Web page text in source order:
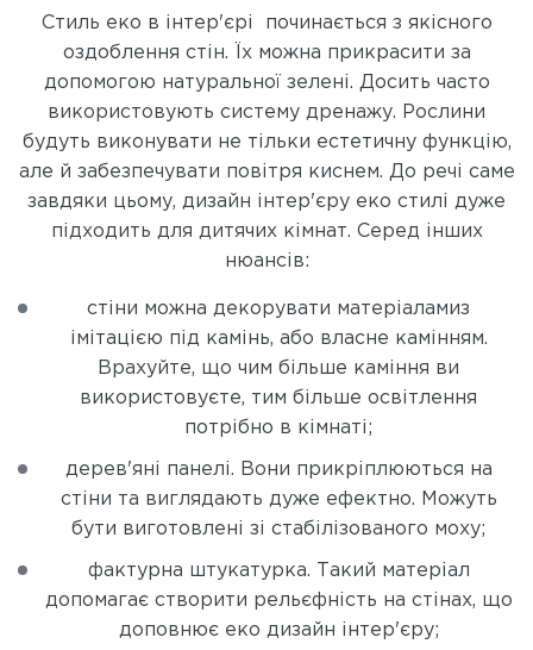
Стиль еко в інтер'єрі починається з якісного
оздоблення стін. Їх можна прикрасити за
допомогою натуральної зелені. Досить часто
використовують систему дренажу. Рослини
будуть виконувати не тільки естетичну функцію,
але й забезпечувати повітря киснем. До речі саме
завдяки цьому, дизайн інтер'єру еко стилі дуже
підходить для дитячих кімнат. Серед інших
нюансів:
стіни можна декорувати матеріаламиз
імітацією під камінь, або власне камінням.
Врахуйте, що чим більше каміння ви
використовуєте, тим більше освітлення
потрібно в кімнаті;
дерев'яні панелі. Вони прикріплюються на
стіни та виглядають дуже ефектно. Можуть
бути виготовлені зі стабілізованого моху;
фактурна штукатурка. Такий матеріал
допомагає створити рельєфність на стінах, що
доповнює еко дизайн інтер'єру;